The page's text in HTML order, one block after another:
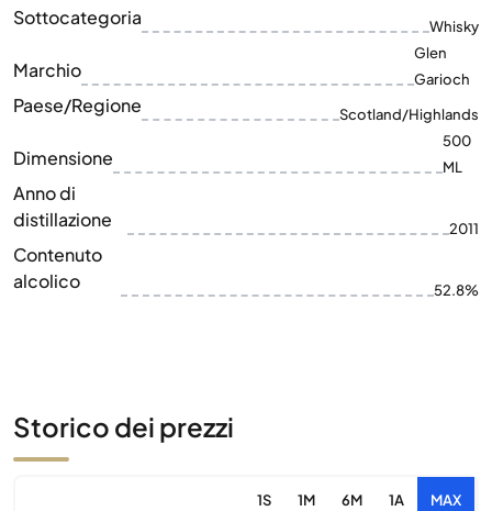
Sottocategoria Whisky
Marchio
Glen
Garioch
Paese/Regione Scotland/Highlands
Dimensione
500
ML
Anno di
distillazione
2011
Contenuto
alcolico
52.8%
Storico dei prezzi
1S 1M 6M 1A MAX